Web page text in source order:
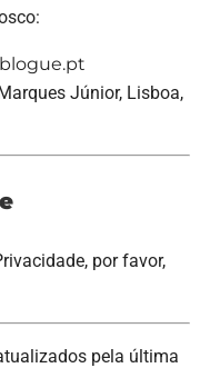
Júnior, Lisboa,
por favor,
pela última